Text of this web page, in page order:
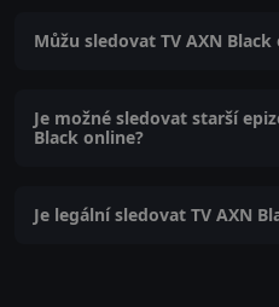
Můžu sledovat TV AXN
Je možné sledovat starší
Black online?
Je legální sledovat TV AXN